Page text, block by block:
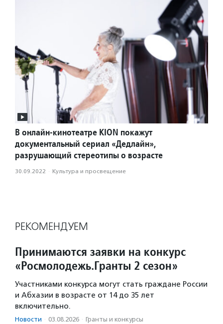
В онлайн-кинотеатре KION покажут
документальный сериал «Дедлайн»,
разрушающий стереотипы о возрасте
30.09.2022 · Культура и просвещение
РЕКОМЕНДУЕМ
Принимаются заявки на конкурс
«Росмолодежь.Гранты 2 сезон»
Участниками конкурса могут стать граждане России
и Абхазии в возрасте от 14 до 35 лет
включительно.
Новости · 03.08.2026 · Гранты и конкурсы